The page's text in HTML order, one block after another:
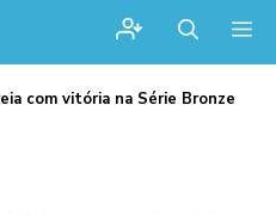
com vitória na Série Bronze